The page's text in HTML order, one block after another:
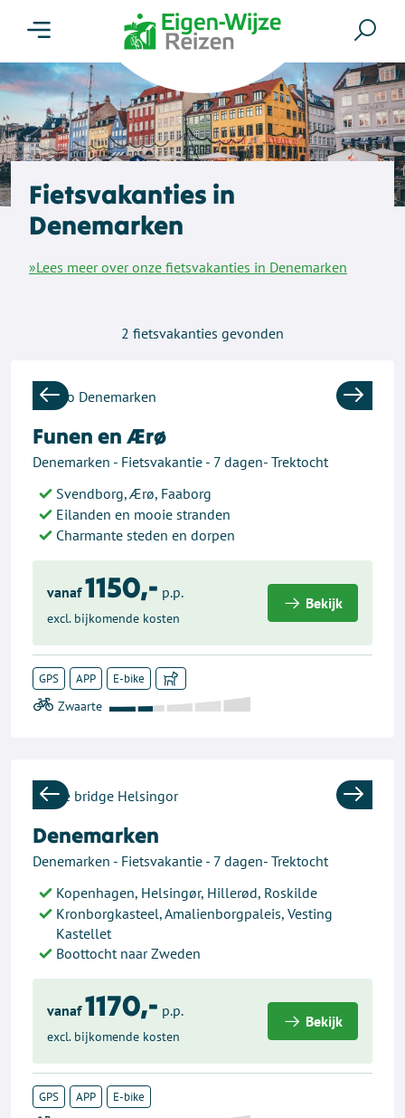
Fietsvakanties in
Denemarken
»Lees meer over onze fietsvakanties in Denemarken
2 fietsvakanties gevonden
Previous Next
Funen en Ærø
Denemarken - Fietsvakantie - 7 dagen- Trektocht
Svendborg, Ærø, Faaborg
Eilanden en mooie stranden
Charmante steden en dorpen
vanaf 1150,- p.p.
excl. bijkomende kosten
Bekijk
GPS APP E-bike
Previous Next
Denemarken
Denemarken - Fietsvakantie - 7 dagen- Trektocht
Kopenhagen, Helsingør, Hillerød, Roskilde
Kronborgkasteel, Amalienborgpaleis, Vesting
Kastellet
Boottocht naar Zweden
vanaf 1170,- p.p.
excl. bijkomende kosten
Bekijk
GPS APP E-bike